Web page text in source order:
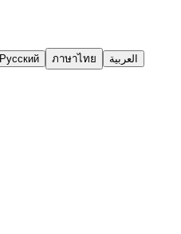
Русский ภาษาไทย العربية